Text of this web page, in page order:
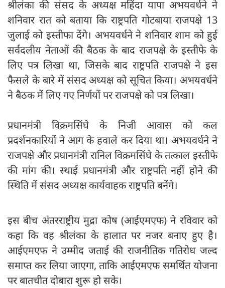
श्रीलंका की संसद के अध्यक्ष महिंदा यापा अभयवर्धने ने
शनिवार रात को बताया कि राष्ट्रपति गोटबाया राजपक्षे 13
जुलाई को इस्तीफा देंगे। अभयवर्धने ने शनिवार शाम को हुई
सर्वदलीय नेताओं की बैठक के बाद राजपक्षे के इस्तीफे के
लिए पत्र लिखा था, जिसके बाद राष्ट्रपति राजपक्षे ने इस
फैसले के बारे में संसद अध्यक्ष को सूचित किया। अभयवर्धने
ने बैठक में लिए गए निर्णयों पर राजपक्षे को पत्र लिखा।
प्रधानमंत्री विक्रमसिंघे के निजी आवास को कल
प्रदर्शनकारियों ने आग के हवाले कर दिया था। अभयवर्धने ने
राजपक्षे और प्रधानमंत्री रानिल विक्रमसिंघे के तत्काल इस्तीफे
की मांग की। स्थाई प्रधानमंत्री और राष्ट्रपति नहीं होने की
स्थिति में संसद अध्यक्ष कार्यवाहक राष्ट्रपति बनेंगे।
इस बीच अंतरराष्ट्रीय मुद्रा कोष (आईएमएफ) ने रविवार को
कहा कि वह श्रीलंका के हालात पर नजर बनाए हुए है।
आईएमएफ ने उम्मीद जताई की राजनीतिक गतिरोध जल्द
समाप्त कर लिया जाएगा, ताकि आईएमएफ समर्थित योजना
पर बातचीत दोबारा शुरू हो सके।